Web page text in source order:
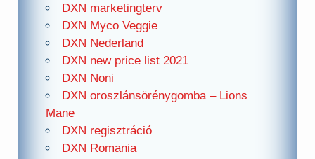
DXN marketingterv
DXN Myco Veggie
DXN Nederland
DXN new price list 2021
DXN Noni
DXN oroszlánsörénygomba – Lions
Mane
DXN regisztráció
DXN Romania